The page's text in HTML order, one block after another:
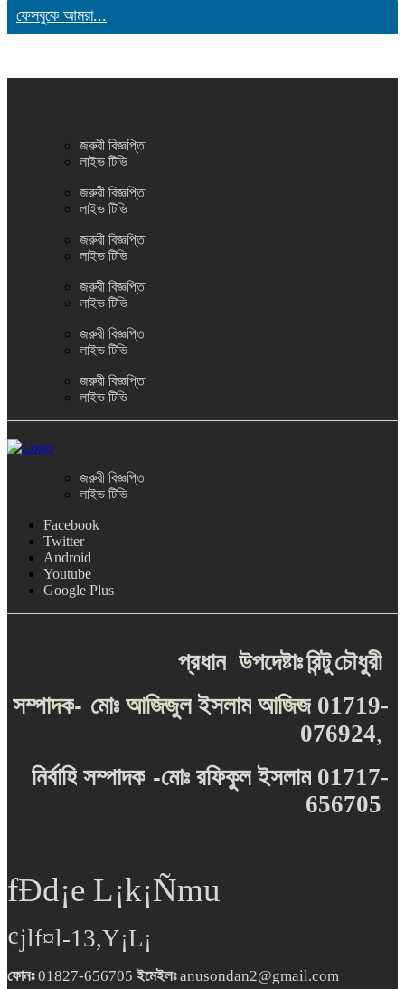
ফেসবুকে আমরা...
জরুরী বিজ্ঞপ্তি
লাইভ টিভি
জরুরী বিজ্ঞপ্তি
লাইভ টিভি
জরুরী বিজ্ঞপ্তি
লাইভ টিভি
জরুরী বিজ্ঞপ্তি
লাইভ টিভি
জরুরী বিজ্ঞপ্তি
লাইভ টিভি
জরুরী বিজ্ঞপ্তি
লাইভ টিভি
জরুরী বিজ্ঞপ্তি
লাইভ টিভি
Facebook
Twitter
Android
Youtube
Google Plus
প্রধান উপদেষ্টাঃরিন্টুচৌধুরী
সম্পাদক- মোঃ আজিজুল ইসলাম আজিজ 01719-
076924,
নির্বাহি সম্পাদক -মোঃ রফিকুল ইসলাম 01717-
656705
fÐd¡e L¡k¡Ñmu
¢jlf¤l-13,Y¡L¡
ফোনঃ01827-656705ইমেইলঃanusondan2@gmail.com